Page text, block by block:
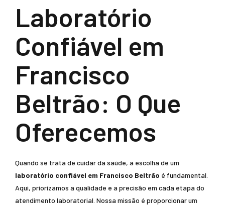
Laboratório
Confiável em
Francisco
Beltrão: O Que
Oferecemos
Quando se trata de cuidar da saúde, a escolha de um
laboratório confiável em Francisco Beltrão é fundamental.
Aqui, priorizamos a qualidade e a precisão em cada etapa do
atendimento laboratorial. Nossa missão é proporcionar um